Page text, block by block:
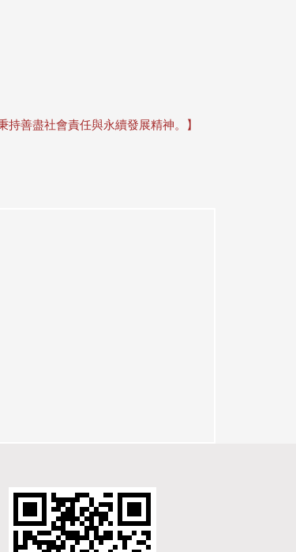
善盡社會責任與永續發展精神。】